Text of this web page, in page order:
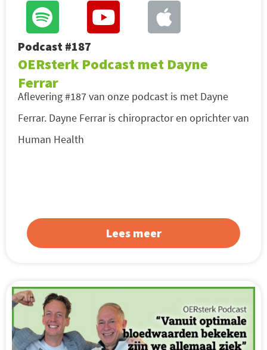
Podcast #187
OERsterk Podcast met Dayne
Ferrar
Aflevering #187 van onze podcast is met Dayne
Ferrar. Dayne Ferrar is chiropractor en oprichter van
Human Health
Lees meer